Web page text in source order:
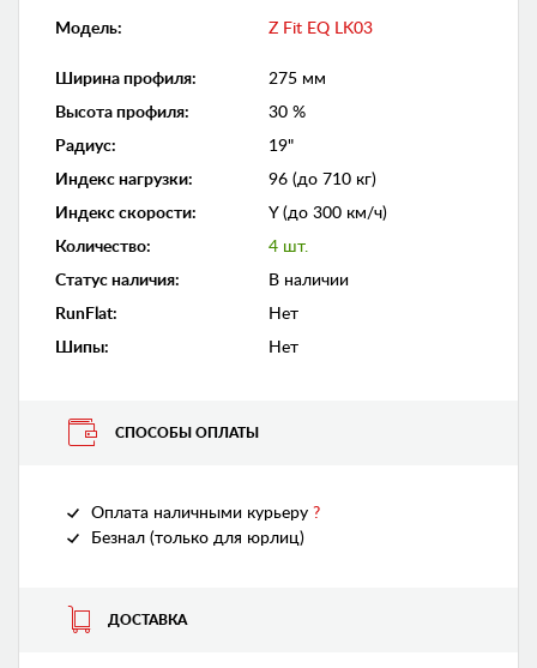
Модель: Z Fit EQ LK03
Ширина профиля:
275 мм
Высота профиля:
30 %
Радиус:
19"
Индекс нагрузки:
96 (до 710 кг)
Индекс скорости:
Y (до 300 км/ч)
Количество:
4 шт.
Статус наличия:
В наличии
RunFlat:
Нет
Шипы: Нет
СПОСОБЫ ОПЛАТЫ
Оплата наличными курьеру ?
Безнал (только для юрлиц)
ДОСТАВКА